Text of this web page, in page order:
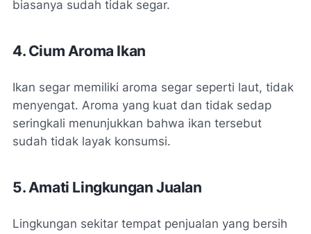
biasanya sudah tidak segar.
4. Cium Aroma Ikan
Ikan segar memiliki aroma segar seperti laut, tidak
menyengat. Aroma yang kuat dan tidak sedap
seringkali menunjukkan bahwa ikan tersebut
sudah tidak layak konsumsi.
5. Amati Lingkungan Jualan
Lingkungan sekitar tempat penjualan yang bersih